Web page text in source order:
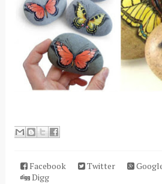
Facebook Twitter
Digg